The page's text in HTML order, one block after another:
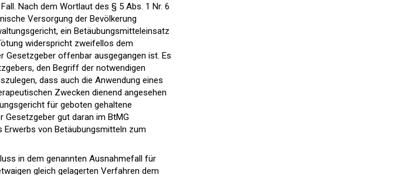
Nach dem Wortlaut des § 5 Abs. 1 Nr. 6
Versorgung der Bevölkerung
ein Betäubungsmitteleinsatz
widerspricht zweifellos dem
Gesetzgeber offenbar ausgegangen ist. Es
den Begriff der notwendigen
dass auch die Anwendung eines
Zwecken dienend angesehen
für geboten gehaltene
gut daran im BtMG
Erwerbs von Betäubungsmitteln zum
in dem genannten Ausnahmefall für
gleich gelagerten Verfahren dem